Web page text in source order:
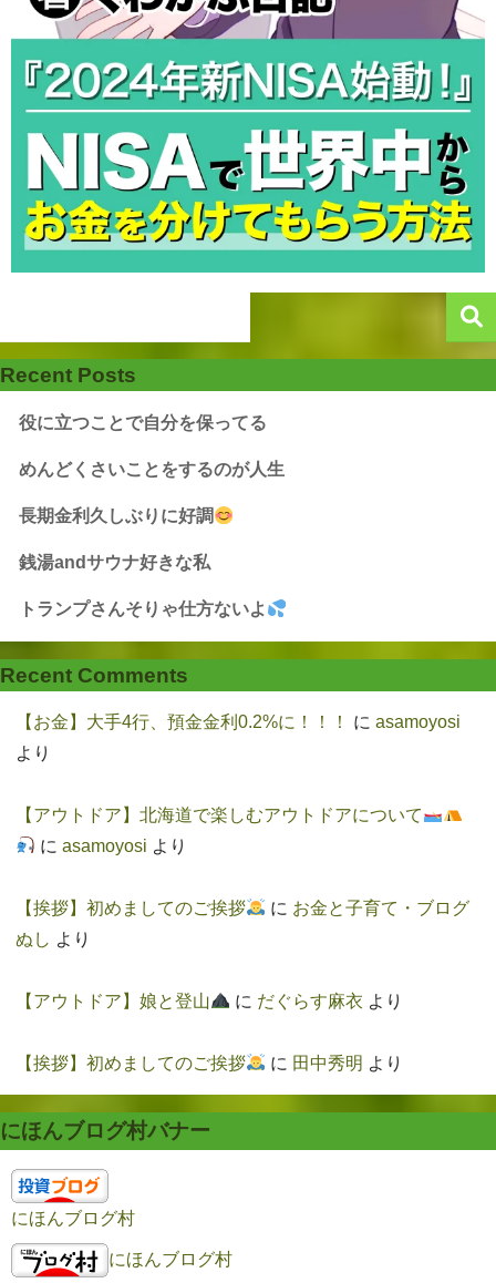
Recent Posts
役に立つことで自分を保ってる
めんどくさいことをするのが人生
長期金利久しぶりに好調
銭湯andサウナ好きな私
トランプさんそりゃ仕方ないよ
Recent Comments
【お金】大手4行、預金金利0.2%に！！！ に asamoyosi
より
【アウトドア】北海道で楽しむアウトドアについて
に asamoyosi より
【挨拶】初めましてのご挨拶 に お金と子育て・ブログ
ぬし より
【アウトドア】娘と登山 に だぐらす麻衣 より
【挨拶】初めましてのご挨拶 に 田中秀明 より
にほんブログ村バナー
にほんブログ村
にほんブログ村